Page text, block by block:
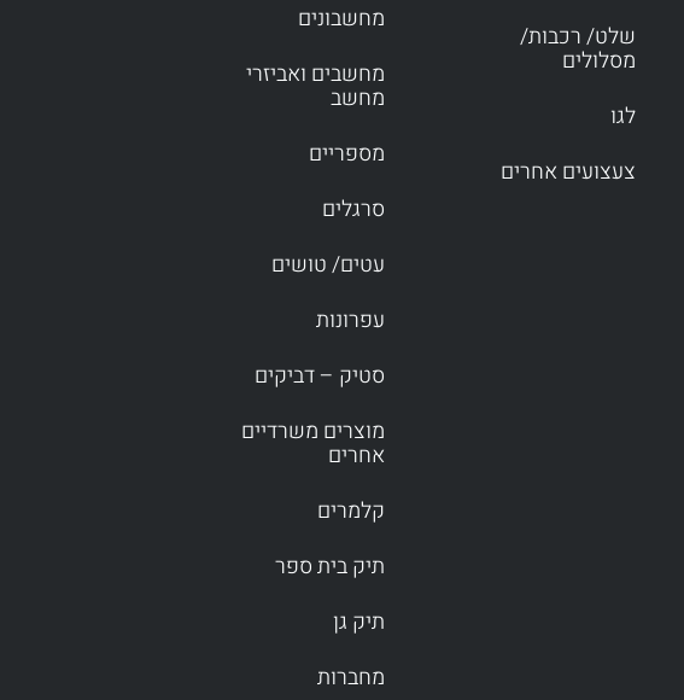
שלט/ רכבות/
מסלולים
לגו
צעצועים אחרים
מחשבונים
מחשבים ואביזרי
מחשב
מספריים
סרגלים
עטים/ טושים
עפרונות
סטיק – דביקים
מוצרים משרדיים
אחרים
קלמרים
תיק בית ספר
תיק גן
מחברות